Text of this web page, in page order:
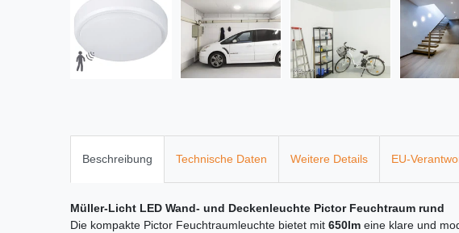
Beschreibung Technische Daten Weitere Details EU-
Müller-Licht LED Wand- und Deckenleuchte Pictor Feuchtraum rund
Die kompakte Pictor Feuchtraumleuchte bietet mit 650lm eine klare und